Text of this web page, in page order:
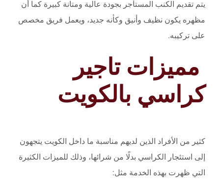
يتم تقديم الكنب المستأجر بجودة عالية ومتانة كبيرة كما أن
مظهره يكون نظيف وأنيق وكأنه جديد، ويعمل فريق مخصص
على تركيبه.
مميزات تاجير
كراسي بالكويت
كثير من الأفراد الذين لديهم مناسبة ما داخل الكويت يتجهون
إلى استئجار الكراسي بدلًا من شرائها، وذلك للميزات الكثيرة
التي ظهرت بهذه الخدمة مثل: